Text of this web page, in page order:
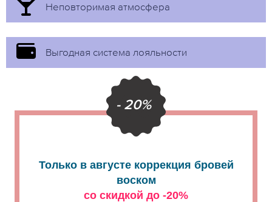
Неповторимая атмосфера
Выгодная система лояльности
- 20%
Только в августе коррекция бровей
воском
со скидкой до -20%